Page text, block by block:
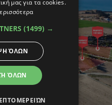
μας για τα cookies.
(1499) →
ΌΛΩΝ
ΌΛΩΝ